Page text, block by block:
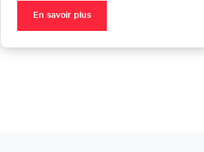
En savoir plus